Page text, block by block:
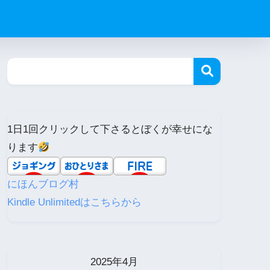
1日1回クリックして下さるとぼくが幸せにな
ります
にほんブログ村
Kindle Unlimitedはこちらから
2025年4月